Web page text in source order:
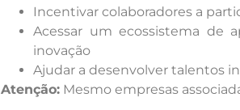
Incentivar colaboradores a
Acessar um ecossistema de
inovação
Ajudar a desenvolver talentos
Atenção: Mesmo empresas